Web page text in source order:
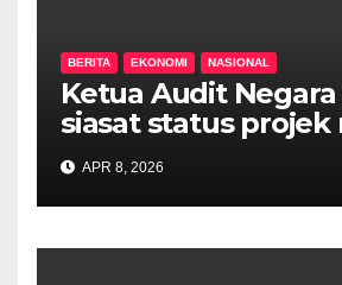
BERITA EKONOMI NASIONAL
Ketua Audit Negara
siasat status projek
layan diri nasi lemak
diperkenalkan Rafizi
APR 8, 2026